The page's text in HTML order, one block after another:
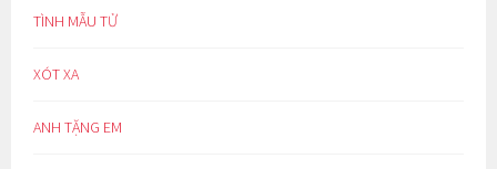
TÌNH MẪU TỬ
XÓT XA
ANH TẶNG EM